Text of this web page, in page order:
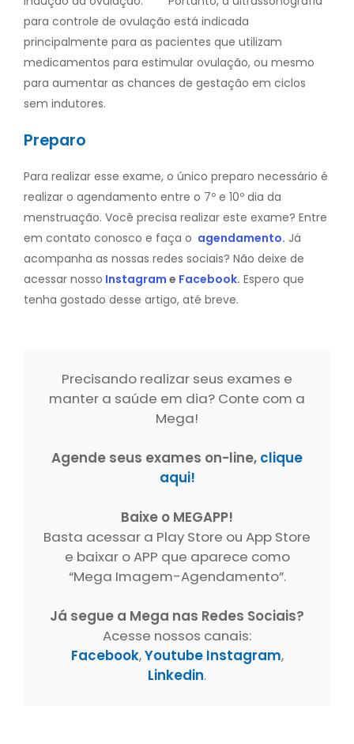
para controle de ovulação está indicada
principalmente para as pacientes que utilizam
medicamentos para estimular ovulação, ou mesmo
para aumentar as chances de gestação em ciclos
sem indutores.
Preparo
Para realizar esse exame, o único preparo necessário é
realizar o agendamento entre o 7º e 10º dia da
menstruação. Você precisa realizar este exame? Entre
em contato conosco e faça o agendamento. Já
acompanha as nossas redes sociais? Não deixe de
acessar nosso Instagram e Facebook. Espero que
tenha gostado desse artigo, até breve.
Precisando realizar seus exames e
manter a saúde em dia? Conte com a
Mega!
Agende seus exames on-line, clique
aqui!
Baixe o MEGAPP!
Basta acessar a Play Store ou App Store
e baixar o APP que aparece como
“Mega Imagem-Agendamento”.
Já segue a Mega nas Redes Sociais?
Acesse nossos canais:
Facebook,Youtube Instagram,
Linkedin.